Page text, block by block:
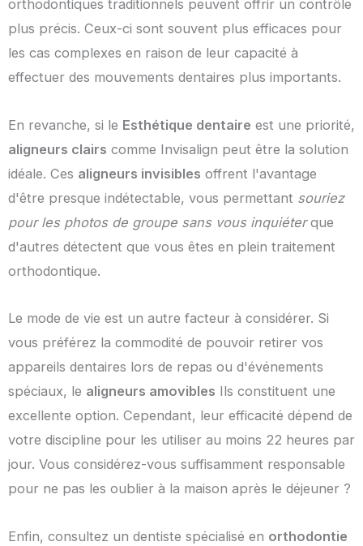
orthodontiques traditionnels peuvent offrir un contrôle
plus précis. Ceux-ci sont souvent plus efficaces pour
les cas complexes en raison de leur capacité à
effectuer des mouvements dentaires plus importants.
En revanche, si le Esthétique dentaire est une priorité,
aligneurs clairs comme Invisalign peut être la solution
idéale. Ces aligneurs invisibles offrent l'avantage
d'être presque indétectable, vous permettant souriez
pour les photos de groupe sans vous inquiéterque
d'autres détectent que vous êtes en plein traitement
orthodontique.
Le mode de vie est un autre facteur à considérer. Si
vous préférez la commodité de pouvoir retirer vos
appareils dentaires lors de repas ou d'événements
spéciaux, le aligneurs amovibles Ils constituent une
excellente option. Cependant, leur efficacité dépend de
votre discipline pour les utiliser au moins 22 heures par
jour. Vous considérez-vous suffisamment responsable
pour ne pas les oublier à la maison après le déjeuner ?
Enfin, consultez un dentiste spécialisé en orthodontie